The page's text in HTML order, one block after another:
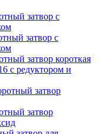
затвор с
затвор с
затвор короткая
с редуктором и
затвор
затвор